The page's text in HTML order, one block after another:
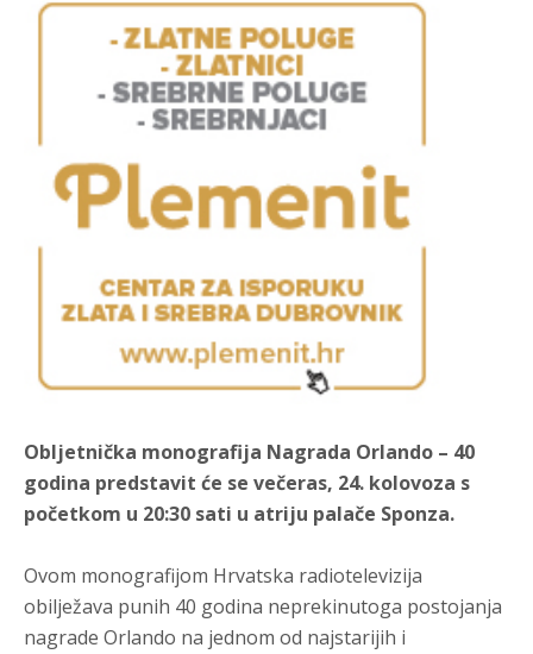
Obljetnička monografija Nagrada Orlando – 40
godina predstavit će se večeras, 24. kolovoza s
početkom u 20:30 sati u atriju palače Sponza.
Ovom monografijom Hrvatska radiotelevizija
obilježava punih 40 godina neprekinutoga postojanja
nagrade Orlando na jednom od najstarijih i